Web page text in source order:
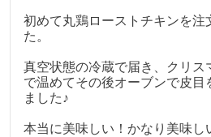
初めて丸鶏ローストチキンを注
た。
真空状態の冷蔵で届き、クリス
で温めてその後オーブンで皮目
ました♪
本当に美味しい！かなり美味し